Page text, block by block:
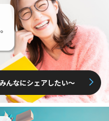
んなにシェアしたい〜